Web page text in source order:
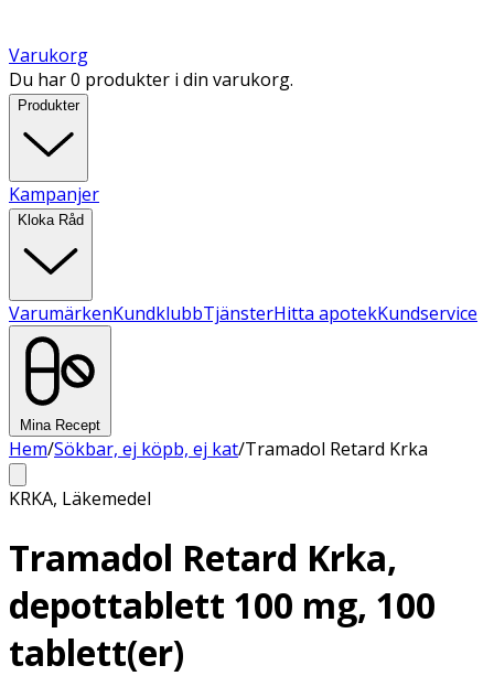
Varukorg
Du har 0 produkter i din varukorg.
Produkter
Kampanjer
Kloka Råd
VarumärkenKundklubbTjänsterHitta apotekKundservice
Mina Recept
Hem/Sökbar, ej köpb, ej kat/Tramadol Retard Krka
KRKA, Läkemedel
Tramadol Retard Krka,
depottablett 100 mg, 100
tablett(er)